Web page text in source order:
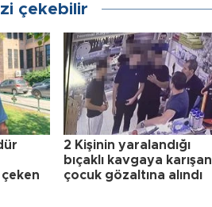
çekebilir
2 Kişinin yaralandığı
bıçaklı kavgaya karışan
çocuk gözaltına alındı